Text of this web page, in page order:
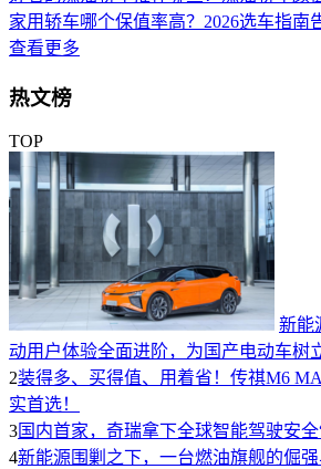
家用轿车哪个保值率高？2026选车指南
查看更多
热文榜
TOP
新能
动用户体验全面进阶，为国产电动车树
2装得多、买得值、用着省！传祺M6
实首选！
3国内首家，奇瑞拿下全球智能驾驶安
4新能源围剿之下，一台燃油旗舰的倔